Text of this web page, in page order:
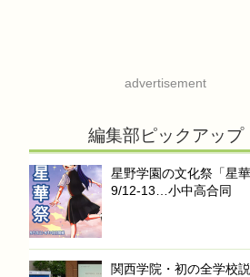
advertisement
編集部ピックアップ
星野学園の文化祭「星華
9/12-13…小中高合同
関西学院・初の全学校